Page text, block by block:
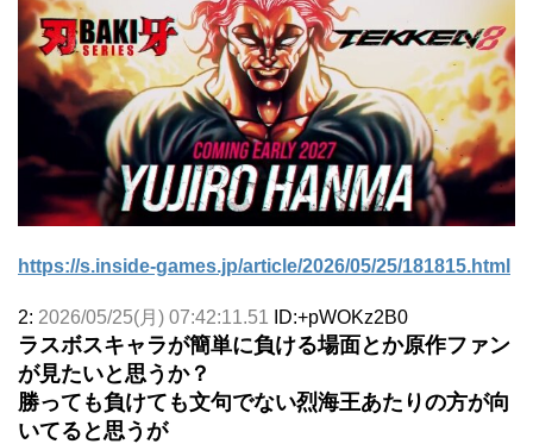
https://s.inside-games.jp/article/2026/05/25/181815.html
2: 2026/05/25(月) 07:42:11.51 ID:+pWOKz2B0
ラスボスキャラが簡単に負ける場面とか原作ファン
が見たいと思うか？
勝っても負けても文句でない烈海王あたりの方が向
いてると思うが